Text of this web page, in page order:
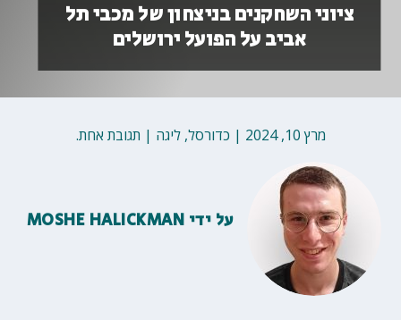
ציוני השחקנים בניצחון של מכבי תל
אביב על הפועל ירושלים
מרץ 10, 2024 | כדורסל,ליגה | תגובת אחת.
על ידי MOSHE HALICKMAN